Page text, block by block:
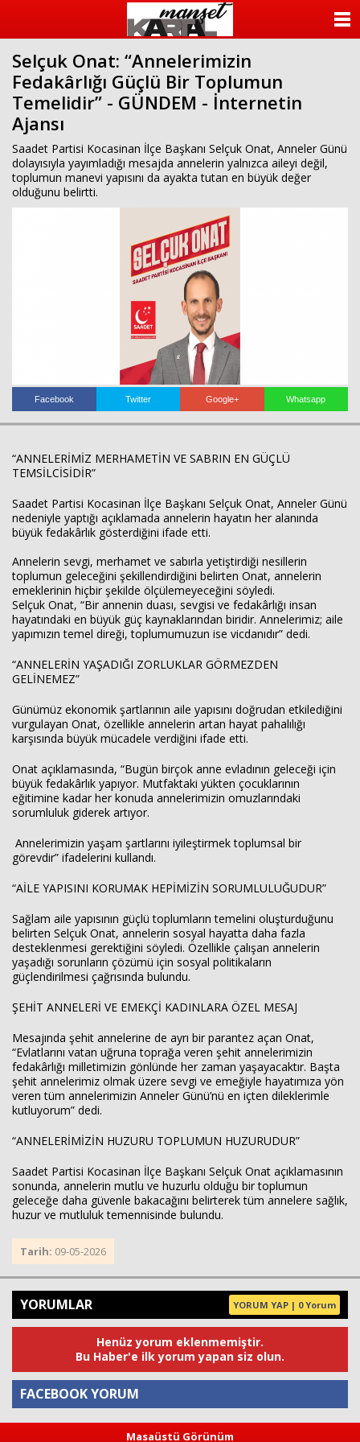
Selçuk Onat: “Annelerimizin
Fedakârlığı Güçlü Bir Toplumun
Temelidir” - GÜNDEM - İnternetin
Ajansı
Saadet Partisi Kocasinan İlçe Başkanı Selçuk Onat, Anneler Günü
dolayısıyla yayımladığı mesajda annelerin yalnızca aileyi değil,
toplumun manevi yapısını da ayakta tutan en büyük değer
olduğunu belirtti.
Facebook Twitter Google+ Whatsapp
“ANNELERİMİZ MERHAMETİN VE SABRIN EN GÜÇLÜ
TEMSİLCİSİDİR”
Saadet Partisi Kocasinan İlçe Başkanı Selçuk Onat, Anneler Günü
nedeniyle yaptığı açıklamada annelerin hayatın her alanında
büyük fedakârlık gösterdiğini ifade etti.
Annelerin sevgi, merhamet ve sabırla yetiştirdiği nesillerin
toplumun geleceğini şekillendirdiğini belirten Onat, annelerin
emeklerinin hiçbir şekilde ölçülemeyeceğini söyledi.
Selçuk Onat, “Bir annenin duası, sevgisi ve fedakârlığı insan
hayatındaki en büyük güç kaynaklarından biridir. Annelerimiz; aile
yapımızın temel direği, toplumumuzun ise vicdanıdır” dedi.
“ANNELERİN YAŞADIĞI ZORLUKLAR GÖRMEZDEN
GELİNEMEZ”
Günümüz ekonomik şartlarının aile yapısını doğrudan etkilediğini
vurgulayan Onat, özellikle annelerin artan hayat pahalılığı
karşısında büyük mücadele verdiğini ifade etti.
Onat açıklamasında, “Bugün birçok anne evladının geleceği için
büyük fedakârlık yapıyor. Mutfaktaki yükten çocuklarının
eğitimine kadar her konuda annelerimizin omuzlarındaki
sorumluluk giderek artıyor.
Annelerimizin yaşam şartlarını iyileştirmek toplumsal bir
görevdir” ifadelerini kullandı.
“AİLE YAPISINI KORUMAK HEPİMİZİN SORUMLULUĞUDUR”
Sağlam aile yapısının güçlü toplumların temelini oluşturduğunu
belirten Selçuk Onat, annelerin sosyal hayatta daha fazla
desteklenmesi gerektiğini söyledi. Özellikle çalışan annelerin
yaşadığı sorunların çözümü için sosyal politikaların
güçlendirilmesi çağrısında bulundu.
ŞEHİT ANNELERİ VE EMEKÇİ KADINLARA ÖZEL MESAJ
Mesajında şehit annelerine de ayrı bir parantez açan Onat,
“Evlatlarını vatan uğruna toprağa veren şehit annelerimizin
fedakârlığı milletimizin gönlünde her zaman yaşayacaktır. Başta
şehit annelerimiz olmak üzere sevgi ve emeğiyle hayatımıza yön
veren tüm annelerimizin Anneler Günü’nü en içten dileklerimle
kutluyorum” dedi.
“ANNELERİMİZİN HUZURU TOPLUMUN HUZURUDUR”
Saadet Partisi Kocasinan İlçe Başkanı Selçuk Onat açıklamasının
sonunda, annelerin mutlu ve huzurlu olduğu bir toplumun
geleceğe daha güvenle bakacağını belirterek tüm annelere sağlık,
huzur ve mutluluk temennisinde bulundu.
Tarih: 09-05-2026
YORUMLAR YORUM YAP | 0 Yorum
Henüz yorum eklenmemiştir.
Bu Haber'e ilk yorum yapan siz olun.
FACEBOOK YORUM
Masaüstü Görünüm
KATEGORİLER
YAZARLAR
FOTO GALERİ